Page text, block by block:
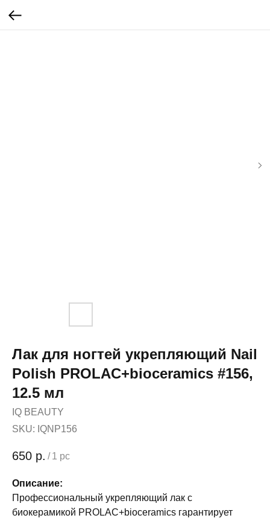
Лак для ногтей укрепляющий Nail
Polish PROLAC+bioceramics #156,
12.5 мл
IQ BEAUTY
SKU: IQNP156
650 р. / 1 pc
Описание:
Профессиональный укрепляющий лак с
биокерамикой PROLAC+bioceramics гарантирует